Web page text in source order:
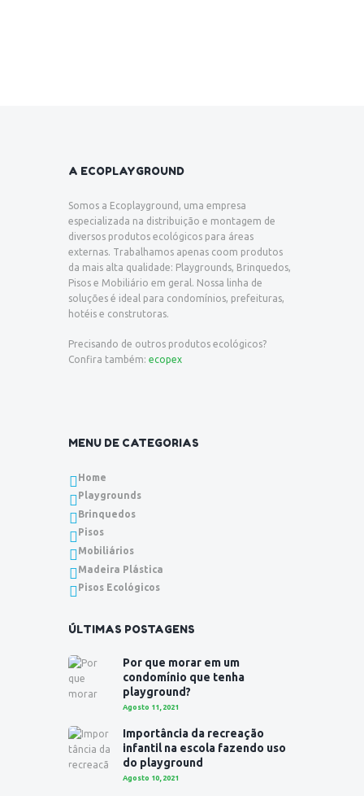
A ECOPLAYGROUND
Somos a Ecoplayground, uma empresa
especializada na distribuição e montagem de
diversos produtos ecológicos para áreas
externas. Trabalhamos apenas coom produtos
da mais alta qualidade: Playgrounds, Brinquedos,
Pisos e Mobiliário em geral. Nossa linha de
soluções é ideal para condomínios, prefeituras,
hotéis e construtoras.
Precisando de outros produtos ecológicos?
Confira também: ecopex
MENU DE CATEGORIAS
Home
Playgrounds
Brinquedos
Pisos
Mobiliários
Madeira Plástica
Pisos Ecológicos
ÚLTIMAS POSTAGENS
Por que morar em um
condomínio que tenha
playground?
Agosto 11, 2021
Importância da recreação
infantil na escola fazendo uso
do playground
Agosto 10, 2021